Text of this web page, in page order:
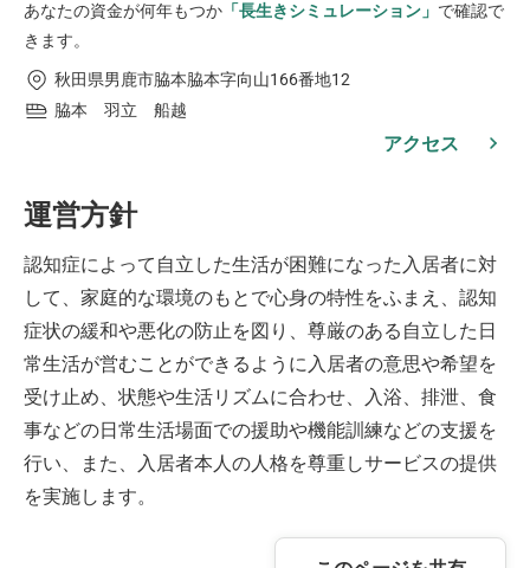
あなたの資金が何年もつか 「長生きシミュレーション」 で確認で
きます。
秋田県男鹿市脇本脇本字向山166番地12
脇本 羽立 船越
アクセス
運営方針
認知症によって自立した生活が困難になった入居者に対
して、家庭的な環境のもとで心身の特性をふまえ、認知
症状の緩和や悪化の防止を図り、尊厳のある自立した日
常生活が営むことができるように入居者の意思や希望を
受け止め、状態や生活リズムに合わせ、入浴、排泄、食
事などの日常生活場面での援助や機能訓練などの支援を
行い、また、入居者本人の人格を尊重しサービスの提供
を実施します。